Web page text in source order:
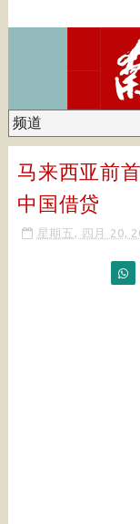
马来西亚前
中国借贷
星期五, 四月 20,